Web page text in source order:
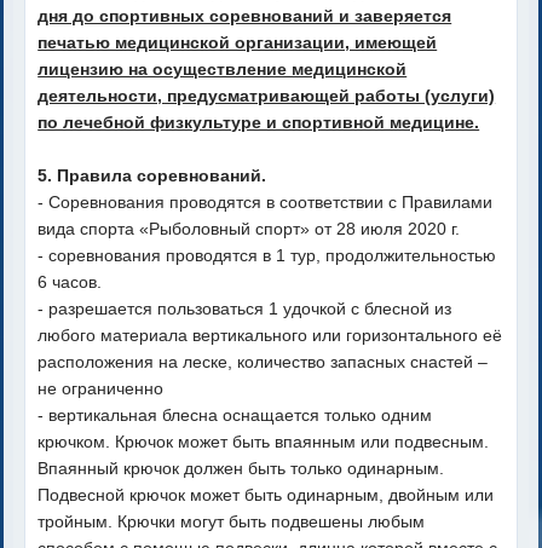
дня до спортивных соревнований и заверяется
печатью медицинской организации, имеющей
лицензию на осуществление медицинской
деятельности, предусматривающей работы (услуги)
по лечебной физкультуре и спортивной медицине.
5. Правила соревнований.
- Соревнования проводятся в соответствии с Правилами
вида спорта «Рыболовный спорт» от 28 июля 2020 г.
- соревнования проводятся в 1 тур, продолжительностью
6 часов.
- разрешается пользоваться 1 удочкой с блесной из
любого материала вертикального или горизонтального её
расположения на леске, количество запасных снастей –
не ограниченно
- вертикальная блесна оснащается только одним
крючком. Крючок может быть впаянным или подвесным.
Впаянный крючок должен быть только одинарным.
Подвесной крючок может быть одинарным, двойным или
тройным. Крючки могут быть подвешены любым